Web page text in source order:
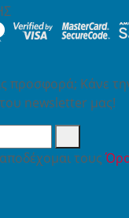
προσφορά; Κάνε
newsletter μας!
τους